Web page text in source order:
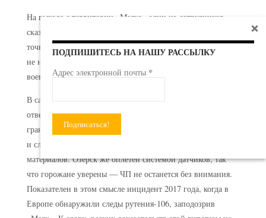
На выходе с территории «Маяка» один из сотрудников
сказал мне: мол, ты погляди, как умно построен Озерск,
точно по розе ветров. И если что рванет, весь город сразу
не накроет. Есть тут такой особый оптимизм, близкий к
военному фатализму.
В самом Озерске на вопросы о радиации в один голос
отвечают: ее тут меньше, чем в Челябинске с его
гранитом. Это правда, гранит содержит природный уран
и слегка фонит, как и множество строительных
материалов. Озерск же оплетен системой датчиков, так
что горожане уверены — ЧП не останется без внимания.
Показателен в этом смысле инцидент 2017 года, когда в
Европе обнаружили следы рутения-106, заподозрив
ПОДПИШИТЕСЬ НА НАШУ РАССЫЛКУ
Адрес электронной почты *